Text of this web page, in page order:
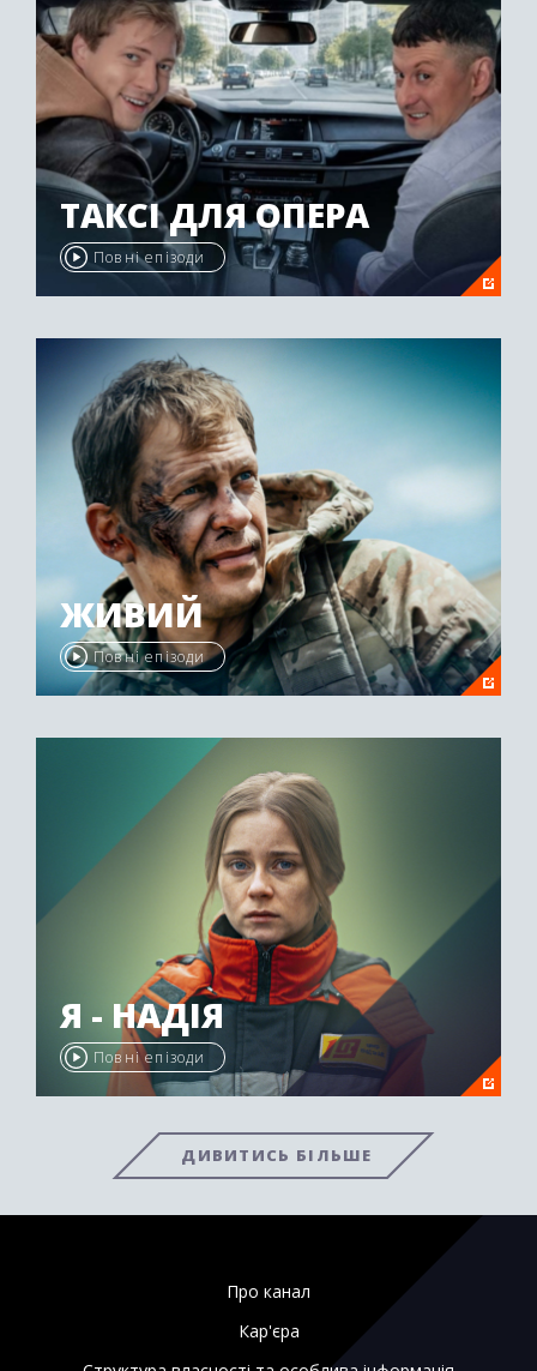
ТАКСІ ДЛЯ ОПЕРА
Повні епізоди
ЖИВИЙ
Повні епізоди
Я - НАДІЯ
Повні епізоди
ДИВИТИСЬ БІЛЬШЕ
Про канал
Кар'єра